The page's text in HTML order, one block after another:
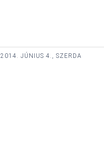
2014. JÚNIUS 4., SZERDA